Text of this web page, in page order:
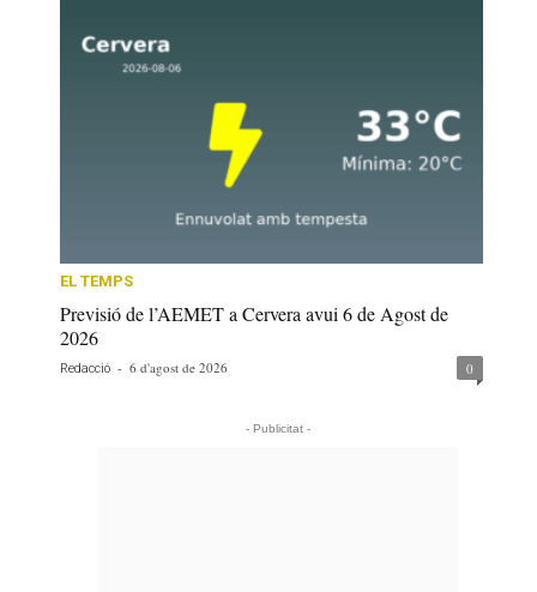
EL TEMPS
Previsió de l’AEMET a Cervera avui 6 de Agost de
2026
Redacció - 6 d'agost de 2026 0
- Publicitat -